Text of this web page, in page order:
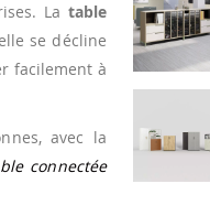
La table
se décline
facilement à
avec la
connectée